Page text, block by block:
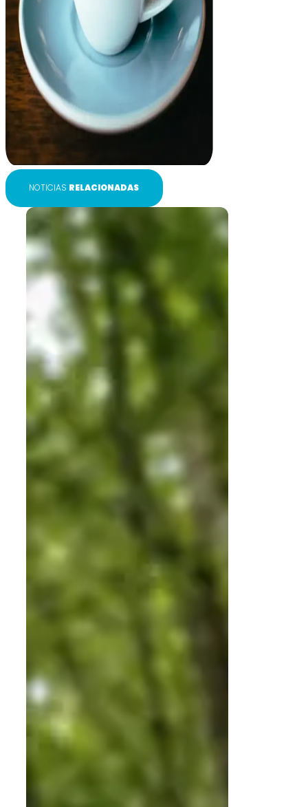
NOTICIAS RELACIONADAS